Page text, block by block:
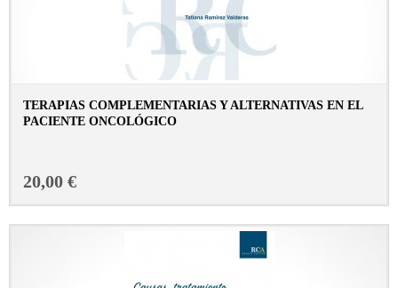
TERAPIAS COMPLEMENTARIAS Y ALTERNATIVAS EN EL
PACIENTE ONCOLÓGICO
20,00 €